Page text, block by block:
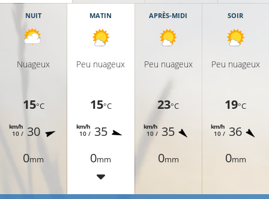
NUIT
Nuageux
15°C
10 /
km/h 30
0mm
MATIN
Peu nuageux
15°C
10 /
km/h 35
0mm
APRÈS-MIDI
Peu nuageux
23°C
10 /
km/h 35
0mm
SOIR
Peu nuageux
19°C
10 /
km/h 36
0mm